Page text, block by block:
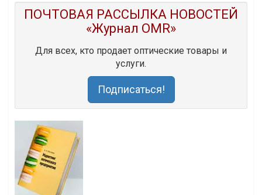
ПОЧТОВАЯ РАССЫЛКА НОВОСТЕЙ
«Журнал OMR»
Для всех, кто продает оптические товары и
услуги.
Подписаться!